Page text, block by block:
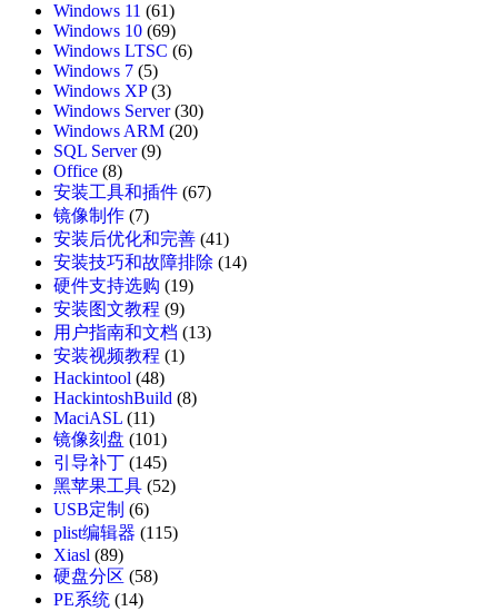
Windows 11 (61)
Windows 10 (69)
Windows LTSC (6)
Windows 7 (5)
Windows XP(3)
Windows Server(30)
Windows ARM (20)
SQL Server(9)
Office (8)
安装工具和插件 (67)
镜像制作 (7)
安装后优化和完善 (41)
安装技巧和故障排除 (14)
硬件支持选购 (19)
安装图文教程 (9)
用户指南和文档 (13)
安装视频教程 (1)
Hackintool (48)
HackintoshBuild (8)
MaciASL (11)
镜像刻盘 (101)
引导补丁 (145)
黑苹果工具 (52)
USB定制 (6)
plist编辑器 (115)
Xiasl (89)
硬盘分区 (58)
PE系统 (14)